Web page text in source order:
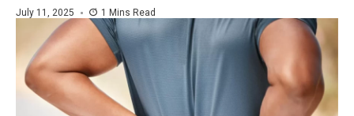
July 11, 2025 1 Mins Read